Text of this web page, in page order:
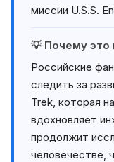
миссии U.S.S.
💡 Почему это
Российские
следить за
Trek, которая
вдохновляет
продолжит
человечестве,